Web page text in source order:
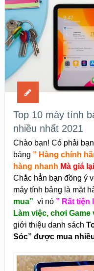
Top 10 máy tính
nhiều nhất 2021
Chào bạn! Có phải
bảng ” Hàng chính
hàng nhanh Mà giá
Chắc hẳn bạn đồng ý
máy tính bảng là mặt
mua” vì nó ” Rất tiện
Làm việc, chơi Game
giới thiệu danh sách
Sóc” được mua